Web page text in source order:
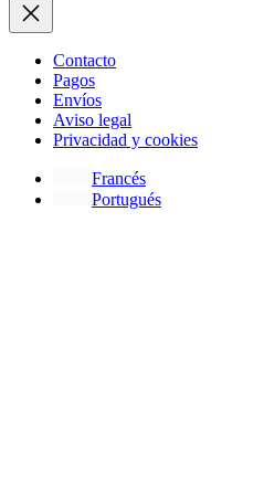
Contacto
Pagos
Envíos
Aviso legal
Privacidad y cookies
Francés
Portugués